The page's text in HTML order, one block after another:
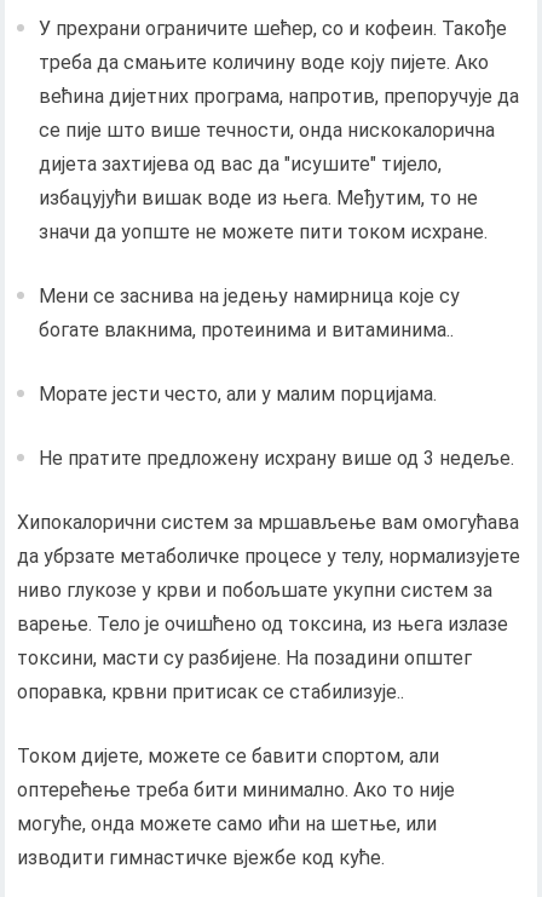
У прехрани ограничите шећер, со и кофеин. Такође
треба да смањите количину воде коју пијете. Ако
већина дијетних програма, напротив, препоручује да
се пије што више течности, онда нискокалорична
дијета захтијева од вас да "исушите" тијело,
избацујући вишак воде из њега. Међутим, то не
значи да уопште не можете пити током исхране.
Мени се заснива на једењу намирница које су
богате влакнима, протеинима и витаминима..
Морате јести често, али у малим порцијама.
Не пратите предложену исхрану више од 3 недеље.
Хипокалорични систем за мршављење вам омогућава
да убрзате метаболичке процесе у телу, нормализујете
ниво глукозе у крви и побољшате укупни систем за
варење. Тело је очишћено од токсина, из њега излазе
токсини, масти су разбијене. На позадини општег
опоравка, крвни притисак се стабилизује..
Током дијете, можете се бавити спортом, али
оптерећење треба бити минимално. Ако то није
могуће, онда можете само ићи на шетње, или
изводити гимнастичке вјежбе код куће.